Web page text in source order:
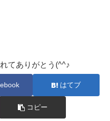
てありがとう(^^♪
はてブ
コピー